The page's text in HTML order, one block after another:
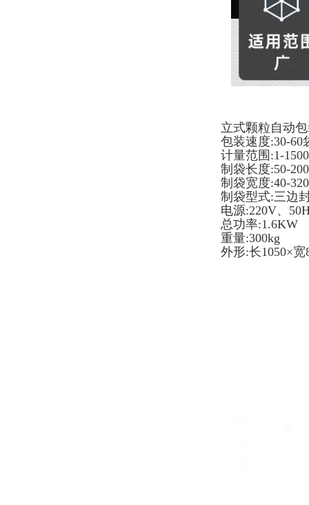
立式颗粒自动
包装速度:30-60
计量范围:1-
制袋长度:50-
制袋宽度:40-
制袋型式:三边
电源:220V、
总功率:1.6KW
重量:300kg
外形:长1050×宽